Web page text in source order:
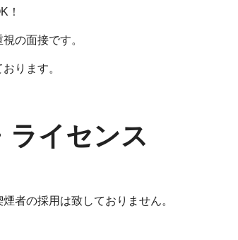
！
の面接です。
ります。
ライセンス
者の採用は致しておりません。